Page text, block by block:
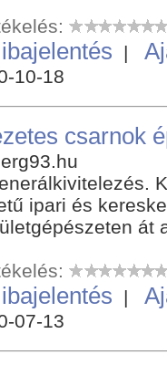
|
10-18
csarnok
ipari és
át
|
07-13